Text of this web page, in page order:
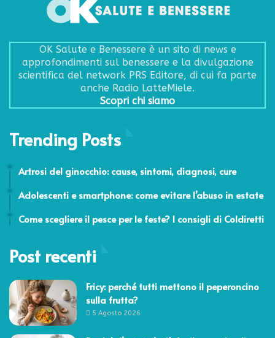
OK Salute e Benessere è un sito di news e
approfondimenti sul benessere e la divulgazione
scientifica del network PRS Editore, di cui fa parte
anche Radio LatteMiele.
Scopri chi siamo
Trending Posts
Artrosi del ginocchio: cause, sintomi, diagnosi, cure
Adolescenti e smartphone: come evitare l’abuso in estate
Come scegliere il pesce per le feste? I consigli di Coldiretti
Post recenti
Fricy: perché tutti mettono il peperoncino
sulla frutta?
5 Agosto 2026